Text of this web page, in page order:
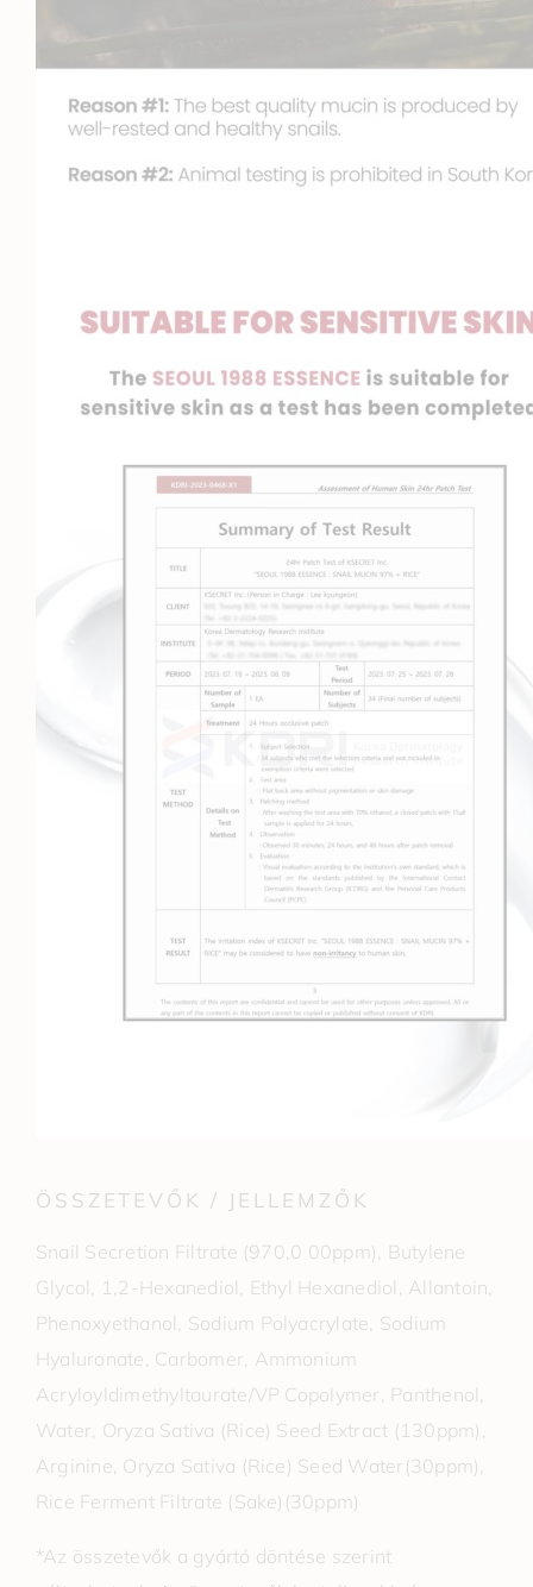
ÖSSZETEVŐK / JELLEMZŐK
Snail Secretion Filtrate (970,0 00ppm), Butylene
Glycol, 1,2-Hexanediol, Ethyl Hexanediol, Allantoin,
Phenoxyethanol, Sodium Polyacrylate, Sodium
Hyaluronate, Carbomer, Ammonium
Acryloyldimethyltaurate/VP Copolymer, Panthenol,
Water, Oryza Sativa (Rice) Seed Extract (130ppm),
Arginine, Oryza Sativa (Rice) Seed Water(30ppm),
Rice Ferment Filtrate (Sake)(30ppm)
*Az összetevők a gyártó döntése szerint